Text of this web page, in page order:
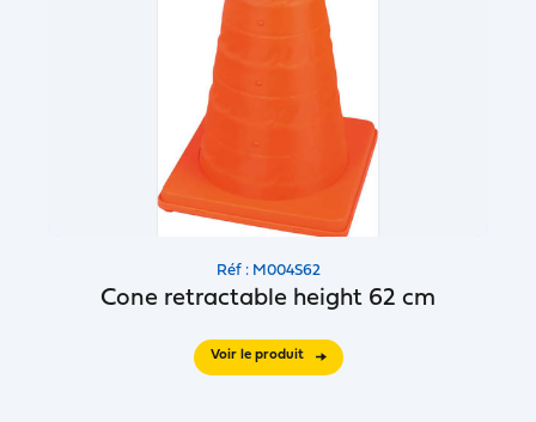
Réf : M004S62
Cone retractable height 62 cm
Voir le produit